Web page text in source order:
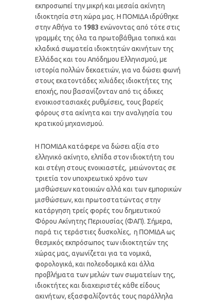
εκπροσωπεί την μικρή και μεσαία ακίνητη
ιδιοκτησία στη χώρα μας. Η ΠΟΜΙΔΑ ιδρύθηκε
στην Αθήνα το 1983 ενώνοντας από τότε στις
γραμμές της όλα τα πρωτοβάθμια τοπικά και
κλαδικά σωματεία ιδιοκτητών ακινήτων της
Ελλάδας και του Απόδημου Ελληνισμού, με
ιστορία πολλών δεκαετιών, για να δώσει φωνή
στους εκατοντάδες χιλιάδες ιδιοκτήτες της
εποχής, που βασανίζονταν από τις άδικες
ενοικιοστασιακές ρυθμίσεις, τους βαρείς
φόρους στα ακίνητα και την αναλγησία του
κρατικού μηχανισμού.
H ΠΟΜΙΔΑ κατάφερε να δώσει αξία στο
ελληνικό ακίνητο, ελπίδα στον ιδιοκτήτη του
και στέγη στους ενοικιαστές, μειώνοντας σε
τριετία τον υποχρεωτικό χρόνο των
μισθώσεων κατοικιών αλλά και των εμπορικών
μισθώσεων, και πρωτοστατώντας στην
κατάργηση τρείς φορές του δημευτικού
Φόρου Ακίνητης Περιουσίας (ΦΑΠ). Σήμερα,
παρά τις τεράστιες δυσκολίες, η ΠΟΜΙΔΑ ως
θεσμικός εκπρόσωπος των ιδιοκτητών της
χώρας μας, αγωνίζεται για τα νομικά,
φορολογικά, και πολεοδομικά και άλλα
προβλήματα των μελών των σωματείων της,
ιδιοκτήτες και διαχειριστές κάθε είδους
ακινήτων, εξασφαλίζοντάς τους παράλληλα